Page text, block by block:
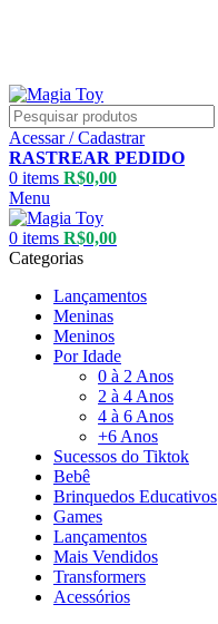
Acessar / Cadastrar
RASTREAR PEDIDO
0 items R$0,00
Menu
0 items R$0,00
Categorias
Lançamentos
Meninas
Meninos
Por Idade
0 à 2 Anos
2 à 4 Anos
4 à 6 Anos
+6 Anos
Sucessos do Tiktok
Bebê
Brinquedos Educativos
Games
Lançamentos
Mais Vendidos
Transformers
Acessórios